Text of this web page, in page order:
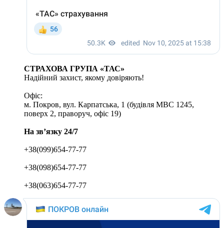
СТРАХОВА ГРУПА «ТАС»
Надійний захист, якому довіряють!
Офіс:
м. Покров, вул. Карпатська, 1 (будівля МВС 1245,
поверх 2, праворуч, офіс 19)
На зв’язку 24/7
+38(099)654-77-77
+38(098)654-77-77
+38(063)654-77-77